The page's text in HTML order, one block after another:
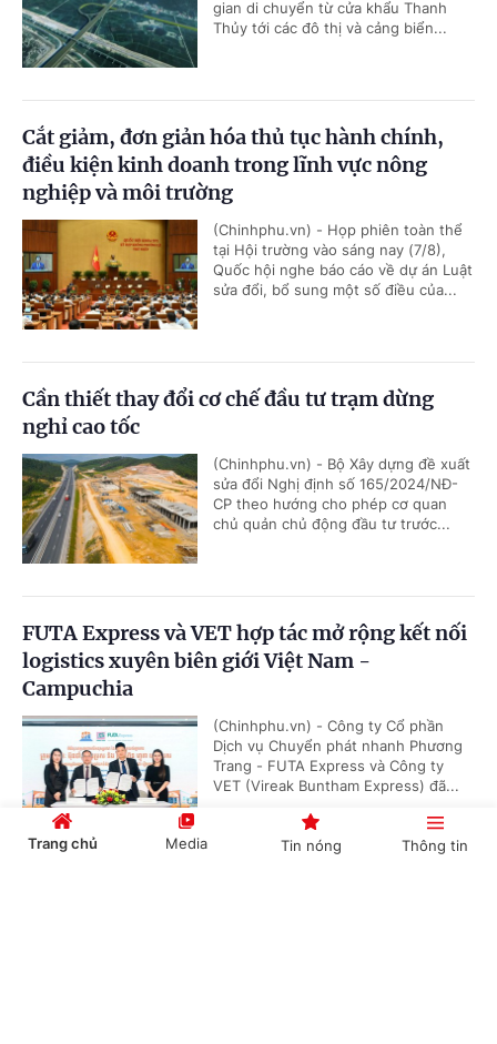
gian di chuyển từ cửa khẩu Thanh
Thủy tới các đô thị và cảng biển...
Cắt giảm, đơn giản hóa thủ tục hành chính,
điều kiện kinh doanh trong lĩnh vực nông
nghiệp và môi trường
(Chinhphu.vn) - Họp phiên toàn thể
tại Hội trường vào sáng nay (7/8),
Quốc hội nghe báo cáo về dự án Luật
sửa đổi, bổ sung một số điều của...
Cần thiết thay đổi cơ chế đầu tư trạm dừng
nghỉ cao tốc
(Chinhphu.vn) - Bộ Xây dựng đề xuất
sửa đổi Nghị định số 165/2024/NĐ-
CP theo hướng cho phép cơ quan
chủ quản chủ động đầu tư trước...
FUTA Express và VET hợp tác mở rộng kết nối
logistics xuyên biên giới Việt Nam -
Campuchia
(Chinhphu.vn) - Công ty Cổ phần
Dịch vụ Chuyển phát nhanh Phương
Trang - FUTA Express và Công ty
VET (Vireak Buntham Express) đã...
Trang chủ Media Tin nóng Thông tin